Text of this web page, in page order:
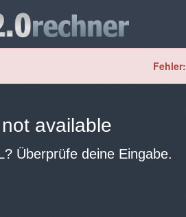
Fehler:
available
Überprüfe deine Eingabe.